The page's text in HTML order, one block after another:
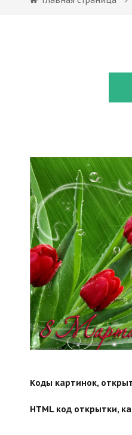
search">
Коды картинок,
HTML код открытки,